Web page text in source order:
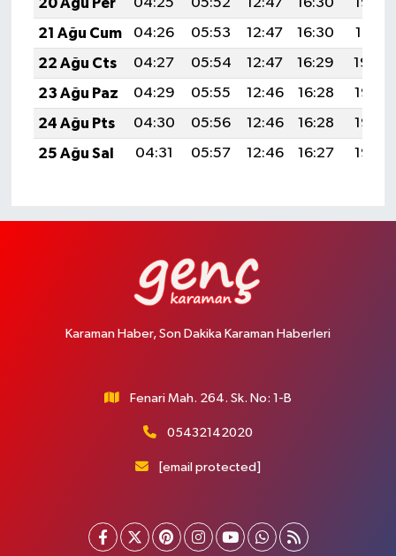
20 Ağu Per
04:25 05:52 12:47 16:30
19:32
21 Ağu Cum
04:26 05:53 12:47 16:30
19:31
22 Ağu Cts
04:27 05:54 12:47 16:29
19:29
23 Ağu Paz
04:29 05:55 12:46 16:28
19:28
24 Ağu Pts
04:30 05:56 12:46 16:28
19:27
25 Ağu Sal
04:31 05:57 12:46 16:27 19:25
Karaman Haber, Son Dakika Karaman Haberleri
Fenari Mah. 264. Sk. No: 1-B
05432142020
[email protected]